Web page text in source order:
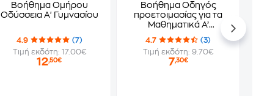
Βοήθημα Ομήρου
Οδύσσεια Α' Γυμνασίου
4.9
(7)
Τιμή εκδότη: 17.00€
12,50€
Βοήθημα Οδηγός
προετοιμασίας για τα
Μαθηματικά Α’
Γυμνασίου
4.7
(3)
Τιμή εκδότη: 9.70€
7,30€